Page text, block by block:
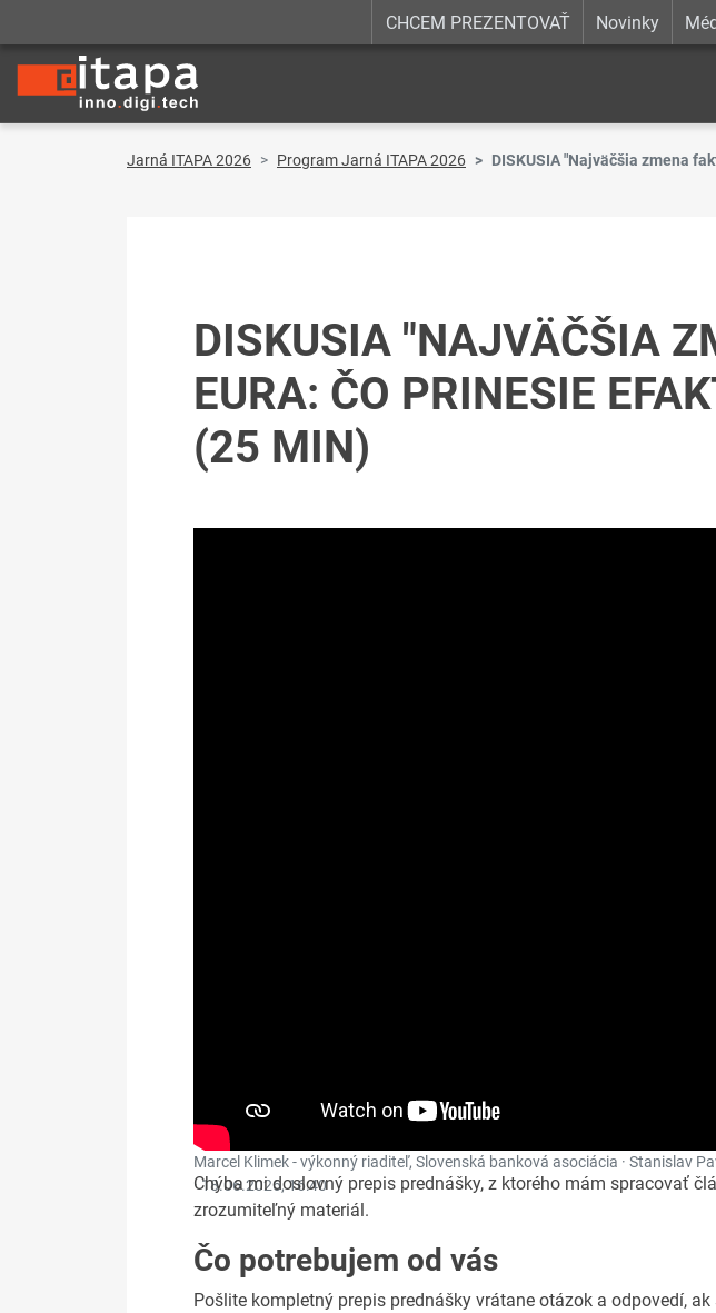
CHCEM PREZENTOVAŤ Novinky
Jarná ITAPA 2026 Program Jarná ITAPA 2026 DISKUSIA "Najväčšia zmena
DISKUSIA "NAJVÄČŠIA
EURA: ČO PRINESIE
(25 MIN)
Marcel Klimek - výkonný riaditeľ, Slovenská banková asociácia · Stanislav
·18.06.2026, 16:40
Chýba mi doslovný prepis prednášky, z ktorého mám spracovať
zrozumiteľný materiál.
Čo potrebujem od vás
Pošlite kompletný prepis prednášky vrátane otázok a odpovedí,